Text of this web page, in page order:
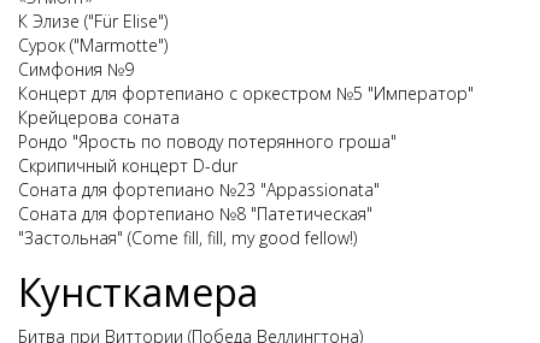
К Элизе ("Für Elise")
Сурок ("Marmotte")
Симфония №9
Концерт для фортепиано с оркестром №5 "Император"
Крейцерова соната
Рондо "Ярость по поводу потерянного гроша"
Скрипичный концерт D-dur
Соната для фортепиано №23 "Appassionata"
Соната для фортепиано №8 "Патетическая"
"Застольная" (Come fill, fill, my good fellow!)
Кунсткамера
Битва при Виттории (Победа Веллингтона)